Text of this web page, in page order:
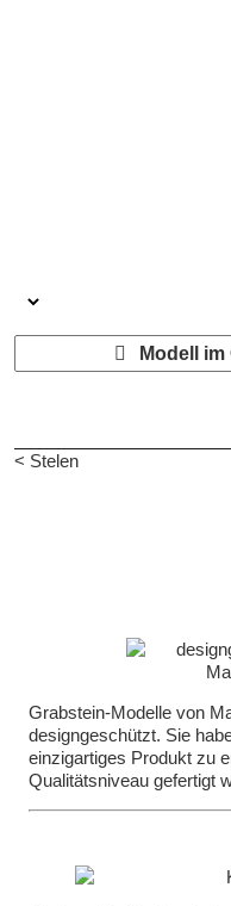
Modell
< Stelen
Grabstein-Modelle von
designgeschützt. Sie
einzigartiges Produkt zu
Qualitätsniveau gefertigt